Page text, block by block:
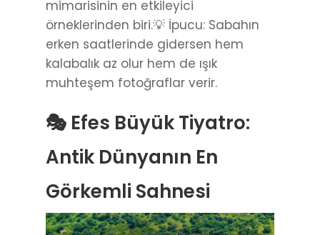
mimarisinin en etkileyici
örneklerinden biri.💡 İpucu: Sabahın
erken saatlerinde gidersen hem
kalabalık az olur hem de ışık
muhteşem fotoğraflar verir.
🎭 Efes Büyük Tiyatro:
Antik Dünyanın En
Görkemli Sahnesi